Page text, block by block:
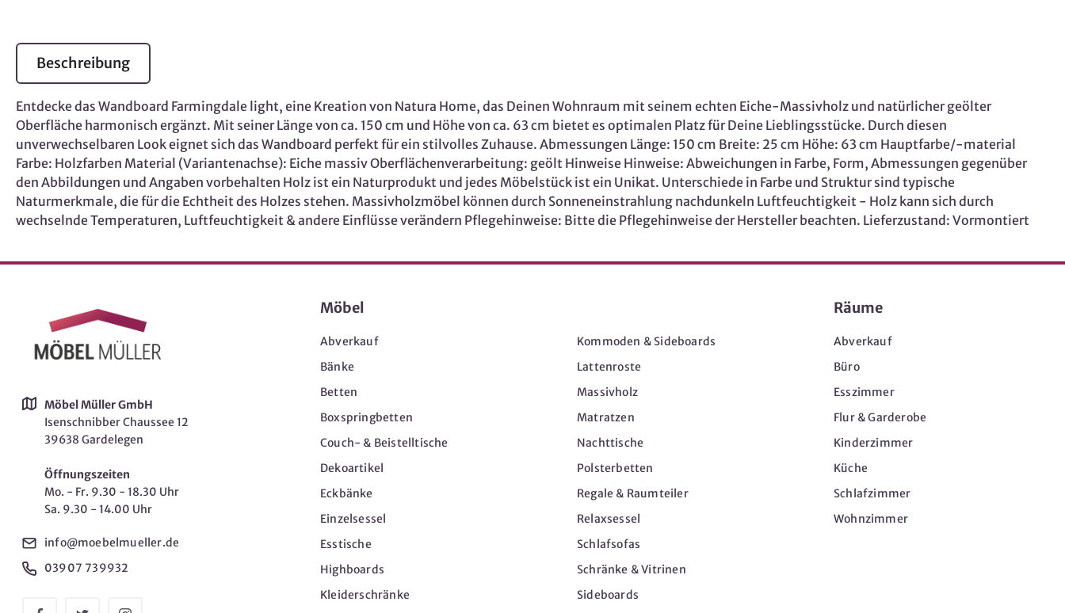
Beschreibung
Entdecke das Wandboard Farmingdale light, eine Kreation von Natura Home, das Deinen Wohnraum mit seinem echten Eiche-Massivholz und natürlicher geölter
Oberfläche harmonisch ergänzt. Mit seiner Länge von ca. 150 cm und Höhe von ca. 63 cm bietet es optimalen Platz für Deine Lieblingsstücke. Durch diesen
unverwechselbaren Look eignet sich das Wandboard perfekt für ein stilvolles Zuhause. Abmessungen Länge: 150 cm Breite: 25 cm Höhe: 63 cm Hauptfarbe/-material
Farbe: Holzfarben Material (Variantenachse): Eiche massiv Oberflächenverarbeitung: geölt Hinweise Hinweise: Abweichungen in Farbe, Form, Abmessungen gegenüber
den Abbildungen und Angaben vorbehalten Holz ist ein Naturprodukt und jedes Möbelstück ist ein Unikat. Unterschiede in Farbe und Struktur sind typische
Naturmerkmale, die für die Echtheit des Holzes stehen. Massivholzmöbel können durch Sonneneinstrahlung nachdunkeln Luftfeuchtigkeit - Holz kann sich durch
wechselnde Temperaturen, Luftfeuchtigkeit & andere Einflüsse verändern Pflegehinweise: Bitte die Pflegehinweise der Hersteller beachten. Lieferzustand: Vormontiert
Möbel Müller GmbH
Isenschnibber Chaussee 12
39638 Gardelegen
Öffnungszeiten
Mo. - Fr. 9.30 - 18.30 Uhr
Sa. 9.30 - 14.00 Uhr
info@moebelmueller.de
03907 739932
Möbel
Abverkauf
Bänke
Betten
Boxspringbetten
Couch- & Beistelltische
Dekoartikel
Eckbänke
Einzelsessel
Esstische
Highboards
Kleiderschränke
Kommoden & Sideboards
Lattenroste
Massivholz
Matratzen
Nachttische
Polsterbetten
Regale & Raumteiler
Relaxsessel
Schlafsofas
Schränke & Vitrinen
Sideboards
Räume
Abverkauf
Büro
Esszimmer
Flur & Garderobe
Kinderzimmer
Küche
Schlafzimmer
Wohnzimmer